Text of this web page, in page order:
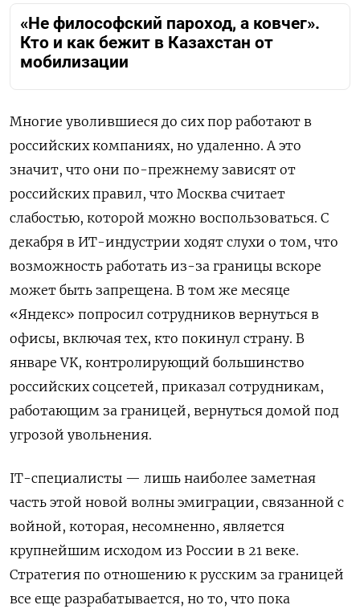
«Не философский пароход, а ковчег».
Кто и как бежит в Казахстан от
мобилизации
Многие уволившиеся до сих пор работают в
российских компаниях, но удаленно. А это
значит, что они по-прежнему зависят от
российских правил, что Москва считает
слабостью, которой можно воспользоваться. С
декабря в ИТ-индустрии ходят слухи о том, что
возможность работать из-за границы вскоре
может быть запрещена. В том же месяце
«Яндекс» попросил сотрудников вернуться в
офисы, включая тех, кто покинул страну. В
январе VK, контролирующий большинство
российских соцсетей, приказал сотрудникам,
работающим за границей, вернуться домой под
угрозой увольнения.
IT-специалисты — лишь наиболее заметная
часть этой новой волны эмиграции, связанной с
войной, которая, несомненно, является
крупнейшим исходом из России в 21 веке.
Стратегия по отношению к русским за границей
все еще разрабатывается, но то, что пока